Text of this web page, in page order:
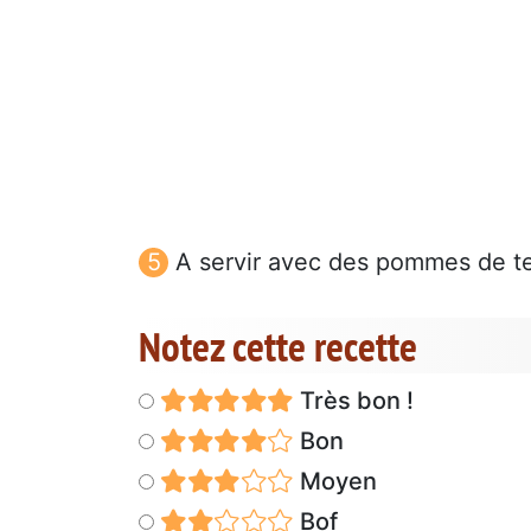
A servir avec des pommes de
Notez cette recette
Très bon !
Bon
Moyen
Bof